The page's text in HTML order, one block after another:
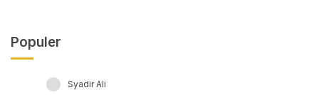
Populer
Syadir Ali